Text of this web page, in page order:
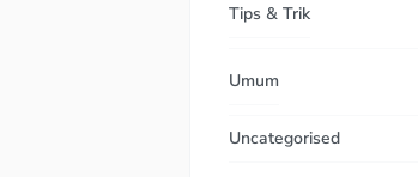
Tips & Trik
Umum
Uncategorised